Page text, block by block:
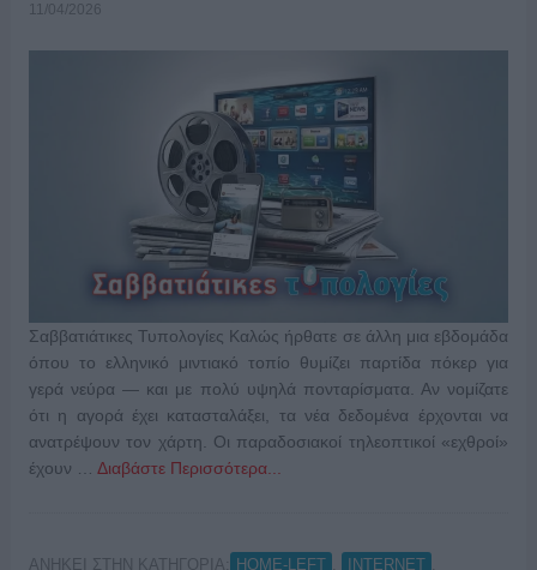
11/04/2026
Σαββατιάτικες Τυπολογίες Καλώς ήρθατε σε άλλη μια εβδομάδα
όπου το ελληνικό μιντιακό τοπίο θυμίζει παρτίδα πόκερ για
γερά νεύρα — και με πολύ υψηλά πονταρίσματα. Αν νομίζατε
ότι η αγορά έχει κατασταλάξει, τα νέα δεδομένα έρχονται να
ανατρέψουν τον χάρτη. Οι παραδοσιακοί τηλεοπτικοί «εχθροί»
έχουν … Διαβάστε Περισσότερα...
ΑΝΗΚΕΙ ΣΤΗΝ ΚΑΤΗΓΟΡΙΑ: HOME-LEFT INTERNET